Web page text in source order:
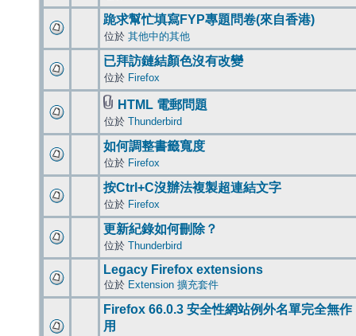
跪求幫忙填寫FYP專題問卷(來自香港)
位於 其他中的其他
已拜訪鏈結顏色沒有改變
位於 Firefox
HTML 電郵問題
位於 Thunderbird
如何調整書籤寬度
位於 Firefox
按Ctrl+C沒辦法複製超連結文字
位於 Firefox
更新紀錄如何刪除？
位於 Thunderbird
Legacy Firefox extensions
位於 Extension 擴充套件
Firefox 66.0.3 安全性網站例外名單完全無作
用